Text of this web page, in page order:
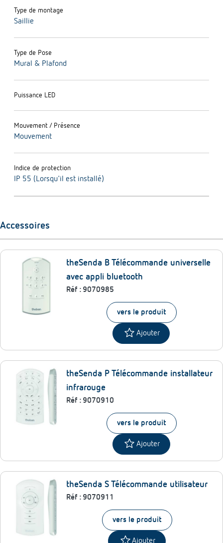
Type de montage
Saillie
Type de Pose
Mural & Plafond
Puissance LED
Mouvement / Présence
Mouvement
Indice de protection
IP 55 (Lorsqu'il est installé)
Accessoires
theSenda B Télécommande universelle
avec appli bluetooth
Réf : 9070985
vers le produit
starAjouter
theSenda P Télécommande installateur
infrarouge
Réf : 9070910
vers le produit
starAjouter
theSenda S Télécommande utilisateur
Réf : 9070911
vers le produit
Ajouter